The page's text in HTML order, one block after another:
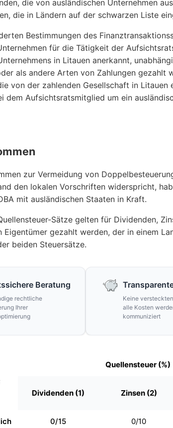
die von ausländischen Unternehmen
die in Ländern auf der schwarzen Liste
Bestimmungen des
für die Tätigkeit der
in Litauen anerkannt,
als andere Arten von Zahlungen gezahlt
von der zahlenden Gesellschaft in
dem Aufsichtsratsmitglied um ein
zur Vermeidung von
den lokalen Vorschriften widerspricht,
mit ausländischen Staaten in Kraft.
Sätze gelten für Dividenden,
gezahlt werden, der in einem
beiden Steuersätze.
Beratung
rechtliche
Ihrer
Keine
alle Kosten
kommuniziert
Quellensteuer (%)
Dividenden (1) Zinsen (2)
0/15 0/10